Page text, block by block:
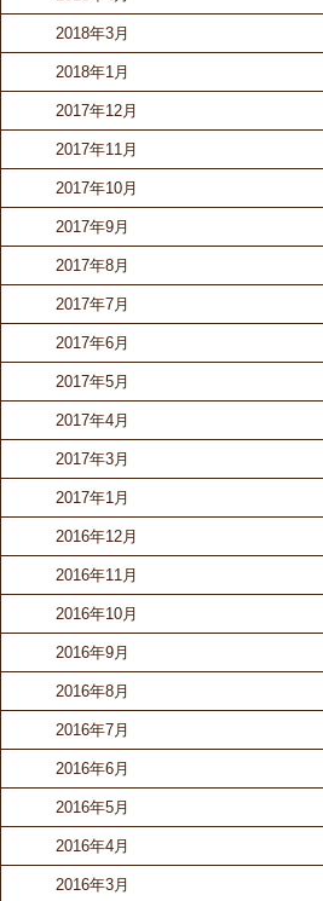
2018年3月
2018年1月
2017年12月
2017年11月
2017年10月
2017年9月
2017年8月
2017年7月
2017年6月
2017年5月
2017年4月
2017年3月
2017年1月
2016年12月
2016年11月
2016年10月
2016年9月
2016年8月
2016年7月
2016年6月
2016年5月
2016年4月
2016年3月